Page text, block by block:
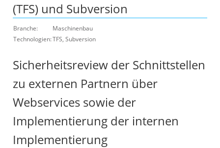
(TFS) und Subversion
Branche:
Maschinenbau
Technologien:TFS, Subversion
Sicherheitsreview der Schnittstellen
zu externen Partnern über
Webservices sowie der
Implementierung der internen
Implementierung